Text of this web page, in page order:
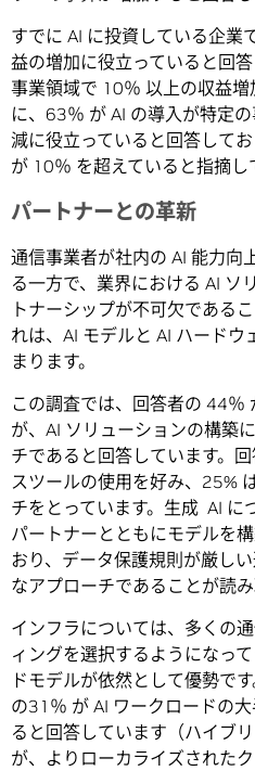
すでに AI に投資している企業
益の増加に役立っていると回
事業領域で 10％ 以上の収益
に、63％ が AI の導入が特定
減に役立っていると回答して
が 10％ を超えていると指摘し
パートナーとの革新
通信事業者が社内の AI 能力向
る一方で、業界における AI ソ
トナーシップが不可欠である
れは、AI モデルと AI ハード
まります。
この調査では、回答者の 44％
が、AI ソリューションの構築
チであると回答しています。
スツールの使用を好み、25%
チをとっています。生成 AI に
パートナーとともにモデルを
おり、データ保護規則が厳し
なアプローチであることが読み
インフラについては、多くの
ィングを選択するようになっ
ドモデルが依然として優勢で
の31％ が AI ワークロードの
ると回答しています（ハイブ
が、よりローカライズされた